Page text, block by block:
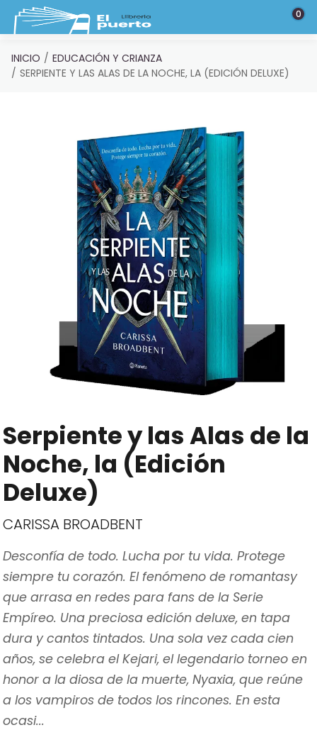
Saltar al contenido principal 0
INICIO
EDUCACIÓN Y CRIANZA
SERPIENTE Y LAS ALAS DE LA NOCHE, LA (EDICIÓN DELUXE)
Serpiente y las Alas de la
Noche, la (Edición
Deluxe)
CARISSA BROADBENT
Desconfía de todo. Lucha por tu vida. Protege
siempre tu corazón. El fenómeno de romantasy
que arrasa en redes para fans de la Serie
Empíreo. Una preciosa edición deluxe, en tapa
dura y cantos tintados. Una sola vez cada cien
años, se celebra el Kejari, el legendario torneo en
honor a la diosa de la muerte, Nyaxia, que reúne
a los vampiros de todos los rincones. En esta
ocasi...